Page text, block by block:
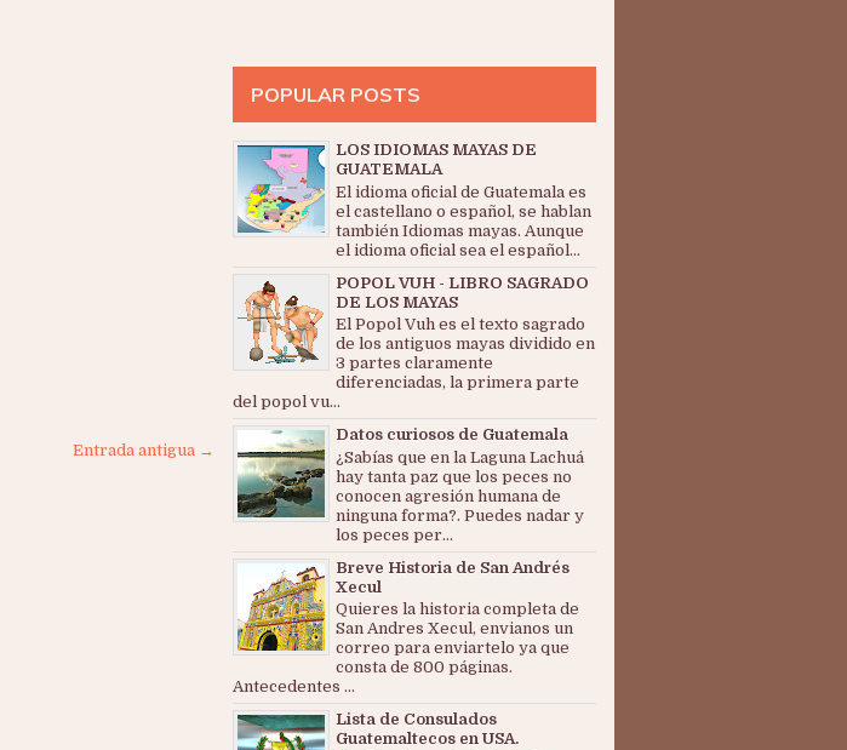
Entrada antigua →
POPULAR POSTS
LOS IDIOMAS MAYAS DE
GUATEMALA
El idioma oficial de Guatemala es
el castellano o español, se hablan
también Idiomas mayas. Aunque
el idioma oficial sea el español...
POPOL VUH - LIBRO SAGRADO
DE LOS MAYAS
El Popol Vuh es el texto sagrado
de los antiguos mayas dividido en
3 partes claramente
diferenciadas, la primera parte
del popol vu...
Datos curiosos de Guatemala
¿Sabías que en la Laguna Lachuá
hay tanta paz que los peces no
conocen agresión humana de
ninguna forma?. Puedes nadar y
los peces per...
Breve Historia de San Andrés
Xecul
Quieres la historia completa de
San Andres Xecul, envianos un
correo para enviartelo ya que
consta de 800 páginas.
Antecedentes ...
Lista de Consulados
Guatemaltecos en USA.